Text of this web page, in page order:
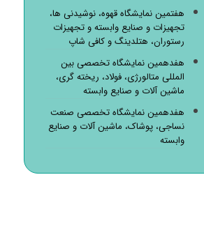
هفتمین نمایشگاه قهوه، نوشیدنی ها،
تجهیزات و صنایع وابسته و تجهیزات
رستوران، هتلدینگ و کافی شاپ
هفدهمین نمایشگاه تخصصی بین
المللی متالورژی، فولاد، ریخته گری،
ماشین آلات و صنایع وابسته
هفدهمین نمایشگاه تخصصی صنعت
نساجی، پوشاک، ماشین آلات و صنایع
وابسته